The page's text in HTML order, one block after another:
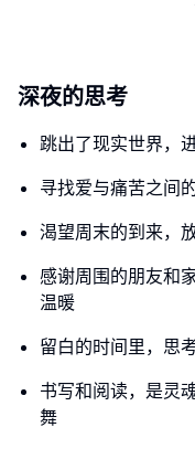
深夜的思考
跳出了现实世界，
寻找爱与痛苦之间
渴望周末的到来，
感谢周围的朋友和
温暖
留白的时间里，思
书写和阅读，是灵
舞